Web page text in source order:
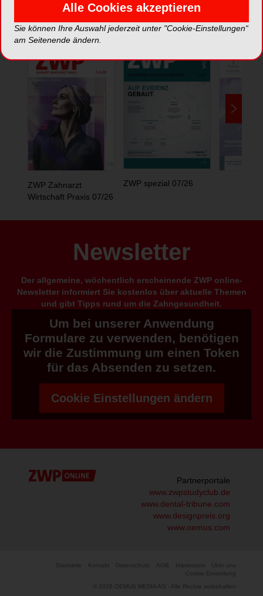
ePaper
ZWP Zahnarzt
Wirtschaft Praxis 07/26
ZWP spezial 07/26
Newsletter
Der allgemeine, wöchentlich erscheinende ZWP online-
Newsletter informiert Sie kostenlos über aktuelle Themen
und gibt Tipps rund um die Zahngesundheit.
Um bei unserer Anwendung
Formulare zu verwenden, benötigen
wir die Zustimmung um einen Token
für das Absenden zu setzen.
Cookie Einstellungen ändern
Partnerportale
www.zwpstudyclub.de
www.dental-tribune.com
www.designpreis.org
www.oemus.com
Startseite Kontakt Datenschutz AGB Impressum
Über uns
Cookie-Einstellung
© 2026 OEMUS MEDIA AG - Alle Rechte vorbehalten
Alle Cookies akzeptieren
Sie können Ihre Auswahl jederzeit unter "Cookie-Einstellungen“
am Seitenende ändern.